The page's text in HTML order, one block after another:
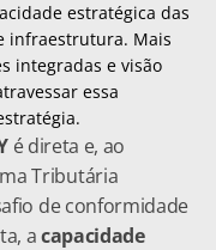
estratégica das
infraestrutura. Mais
integradas e visão
essa
é direta e, ao
Tributária
de conformidade
a capacidade